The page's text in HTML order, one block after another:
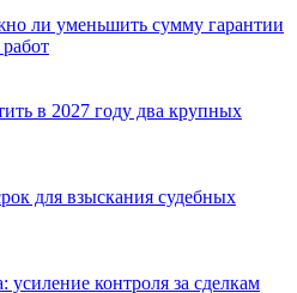
ли уменьшить сумму гарантии
в 2027 году два крупных
для взыскания судебных
усиление контроля за сделкам